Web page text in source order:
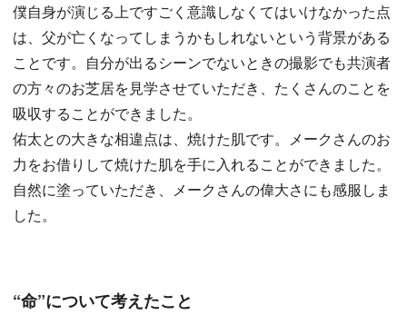
僕自身が演じる上ですごく意識しなくてはいけなかった点
は、父が亡くなってしまうかもしれないという背景がある
ことです。自分が出るシーンでないときの撮影でも共演者
の方々のお芝居を見学させていただき、たくさんのことを
吸収することができました。
佑太との大きな相違点は、焼けた肌です。メークさんのお
力をお借りして焼けた肌を手に入れることができました。
自然に塗っていただき、メークさんの偉大さにも感服しま
した。
“命”について考えたこと